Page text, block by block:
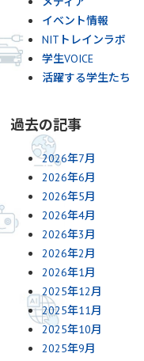
イベント情報
NITトレインラボ
学生VOICE
活躍する学生たち
過去の記事
2026年7月
2026年6月
2026年5月
2026年4月
2026年3月
2026年2月
2026年1月
2025年12月
2025年11月
2025年10月
2025年9月